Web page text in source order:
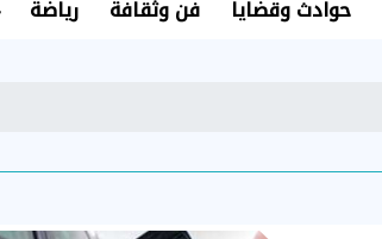
حوادث وقضايا فن وثقافة رياضة